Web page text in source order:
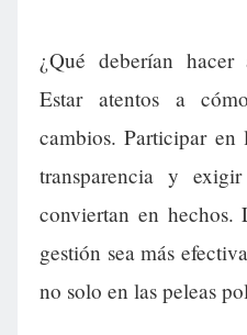
¿Qué deberían hacer
Estar atentos a
cambios. Participar en
transparencia y
conviertan en
gestión sea más
no solo en las peleas